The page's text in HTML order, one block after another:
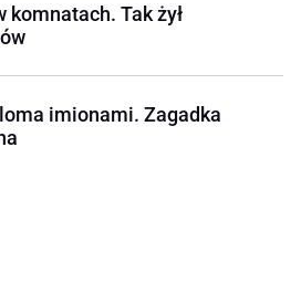
komnatach. Tak żył
imionami. Zagadka